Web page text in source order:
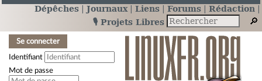
Dépêches Journaux Liens Forums
Rédaction
🎙️ Projets Libres
Se connecter
Identifiant
Mot de passe